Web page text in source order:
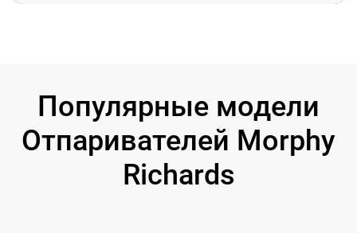
Популярные модели
Отпаривателей Morphy
Richards